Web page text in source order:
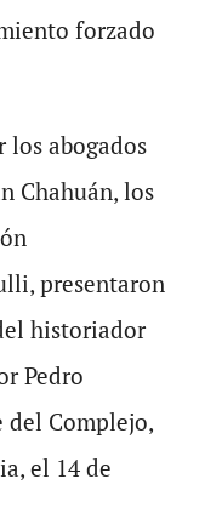
forzado
los abogados
Chahuán, los
presentaron
historiador
Pedro
del Complejo,
el 14 de